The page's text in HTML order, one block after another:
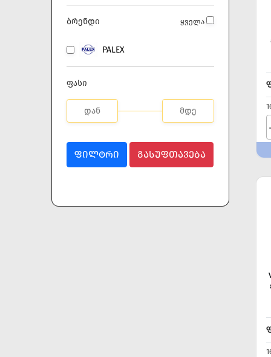
ბრენდი ყველა
PALEX
ფასი
ᲤᲘᲚᲢᲠᲘ ᲒᲐᲡᲣᲤᲗᲐᲕᲔᲑᲐ